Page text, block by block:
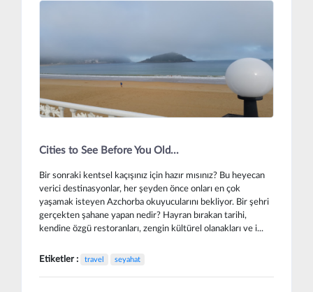
Cities to See Before You Old...
Bir sonraki kentsel kaçışınız için hazır mısınız? Bu heyecan
verici destinasyonlar, her şeyden önce onları en çok
yaşamak isteyen Azchorba okuyucularını bekliyor. Bir şehri
gerçekten şahane yapan nedir? Hayran bırakan tarihi,
kendine özgü restoranları, zengin kültürel olanakları ve i...
Etiketler : travel seyahat